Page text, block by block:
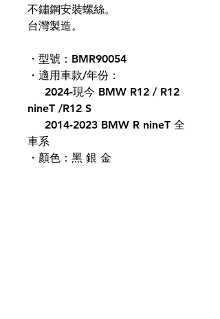
不鏽鋼安裝螺絲。
台灣製造。
・型號：BMR90054
・適用車款/年份：
2024-現今 BMW R12 / R12
nineT /R12 S
2014-2023 BMW R nineT 全
車系
・顏色：黑 銀 金